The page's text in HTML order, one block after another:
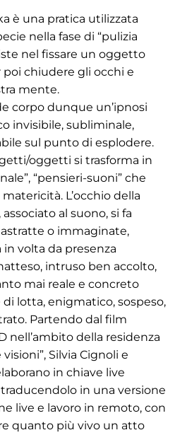
è una pratica utilizzata
nella fase di “pulizia
nel fissare un oggetto
chiudere gli occhi e
mente.
corpo dunque un’ipnosi
invisibile, subliminale,
sul punto di esplodere.
oggetti si trasforma in
“pensieri-suoni” che
L’occhio della
al suono, si fa
o immaginate,
volta da presenza
intruso ben accolto,
mai reale e concreto
lotta, enigmatico, sospeso,
Partendo dal film
nell’ambito della residenza
Silvia Cignoli e
in chiave live
in una versione
live e lavoro in remoto, con
quanto più vivo un atto